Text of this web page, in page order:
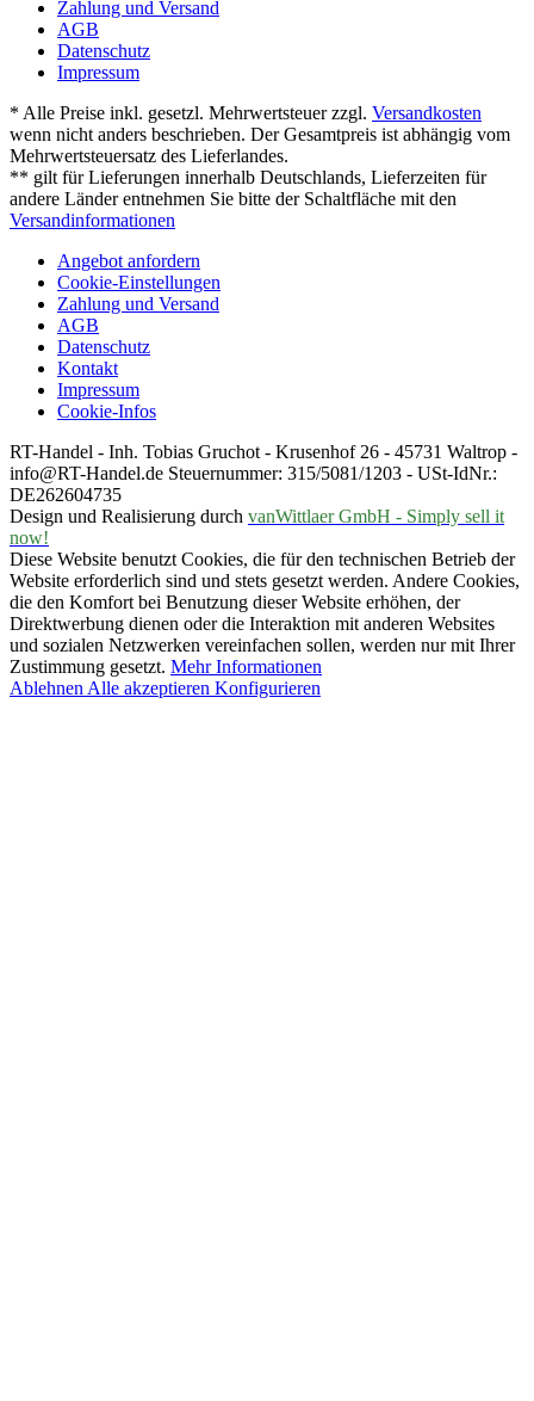
Zahlung und Versand
AGB
Datenschutz
Impressum
* Alle Preise inkl. gesetzl. Mehrwertsteuer zzgl. Versandkosten
wenn nicht anders beschrieben. Der Gesamtpreis ist abhängig vom
Mehrwertsteuersatz des Lieferlandes.
** gilt für Lieferungen innerhalb Deutschlands, Lieferzeiten für
andere Länder entnehmen Sie bitte der Schaltfläche mit den
Versandinformationen
Angebot anfordern
Cookie-Einstellungen
Zahlung und Versand
AGB
Datenschutz
Kontakt
Impressum
Cookie-Infos
RT-Handel - Inh. Tobias Gruchot - Krusenhof 26 - 45731 Waltrop -
info@RT-Handel.de Steuernummer: 315/5081/1203 - USt-IdNr.:
DE262604735
Design und Realisierung durch vanWittlaer GmbH - Simply sell it
now!
Diese Website benutzt Cookies, die für den technischen Betrieb der
Website erforderlich sind und stets gesetzt werden. Andere Cookies,
die den Komfort bei Benutzung dieser Website erhöhen, der
Direktwerbung dienen oder die Interaktion mit anderen Websites
und sozialen Netzwerken vereinfachen sollen, werden nur mit Ihrer
Zustimmung gesetzt. Mehr Informationen
Ablehnen Alle akzeptieren Konfigurieren